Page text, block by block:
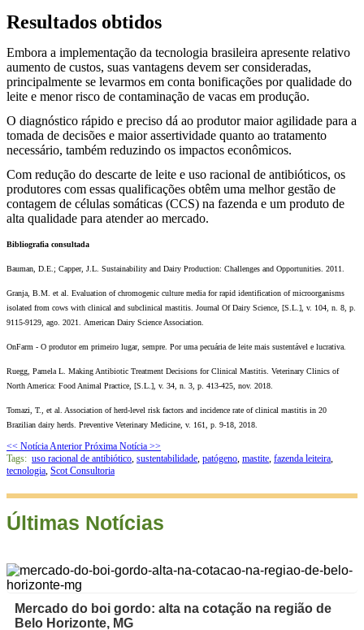
Resultados obtidos
Embora a implementação da tecnologia brasileira apresente relativo
aumento de custos, suas vantagens devem ser consideradas,
principalmente se levarmos em conta bonificações por qualidade do
leite e menor risco de contaminação de vacas em produção.
O diagnóstico rápido e preciso dá ao produtor maior agilidade para a
tomada de decisões e maior assertividade quanto ao tratamento
necessário, também reduzindo os impactos econômicos.
Com redução do descarte de leite e uso racional de antibióticos, os
produtores com essas qualificações obtêm uma melhor gestão de
contagem de células somáticas (CCS) na fazenda e um produto de
alta qualidade para atender ao mercado.
Bibliografia consultada
Bauman, D.E.; Capper, J.L. Sustainability and Dairy Production: Challenges and Opportunities. 2011.
Granja, B.M. et al. Evaluation of chromogenic culture media for rapid identification of microorganisms
isolated from cows with clinical and subclinical mastitis. Journal Of Dairy Science, [S.L.], v. 104, n. 8, p.
9115-9129, ago. 2021. American Dairy Science Association.
OnFarm - O produtor em primeiro lugar, sempre. Por uma pecuária de leite mais sustentável e lucrativa.
Ruegg, Pamela L. Making Antibiotic Treatment Decisions for Clinical Mastitis. Veterinary Clinics of
North America: Food Animal Practice, [S.L.], v. 34, n. 3, p. 413-425, nov. 2018.
Tomazi, T., et al. Association of herd-level risk factors and incidence rate of clinical mastitis in 20
Brazilian dairy herds. Preventive Veterinary Medicine, v. 161, p. 9-18, 2018.
<< Notícia Anterior Próxima Notícia >>
Tags: uso racional de antibiótico sustentabilidade patógeno mastite fazenda leiteira
tecnologia Scot Consultoria
Últimas Notícias
Mercado do boi gordo: alta na cotação na região de
Belo Horizonte, MG